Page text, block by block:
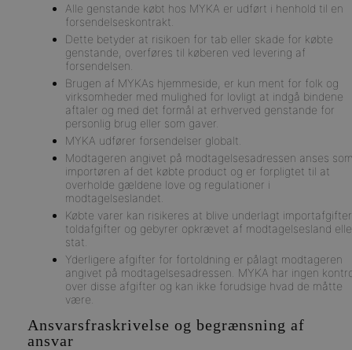
Alle genstande købt hos MYKA er udført i henhold til en
forsendelseskontrakt.
Dette betyder at risikoen for tab eller skade for købte
genstande, overføres til køberen ved levering af
forsendelsen.
Brugen af MYKAs hjemmeside, er kun ment for folk og
virksomheder med mulighed for lovligt at indgå bindene
aftaler og med det formål at erhverved genstande for
personlig brug eller som gaver.
MYKA udfører forsendelser globalt.
Modtageren angivet på modtagelsesadressen anses
importøren af det købte product og er forpligtet til at
overholde gældene love og regulationer i
modtagelseslandet.
Købte varer kan risikeres at blive underlagt
toldafgifter og gebyrer opkrævet af modtagelsesland
stat.
Yderligere afgifter for fortoldning er pålagt modtageren
angivet på modtagelsesadressen. MYKA har ingen
over disse afgifter og kan ikke forudsige hvad de måtte
være.
Ansvarsfraskrivelse og begrænsning af
ansvar